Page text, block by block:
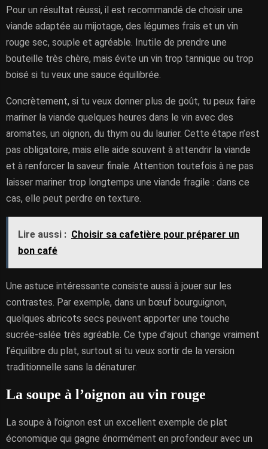
Pour un résultat réussi, il est recommandé de choisir une
viande adaptée au mijotage, des légumes frais et un vin
rouge sec, souple et agréable. Inutile de prendre une
bouteille très chère, mais évite un vin trop tannique ou trop
boisé si tu veux une sauce équilibrée.
Concrètement, si tu veux donner plus de goût, tu peux faire
mariner la viande quelques heures dans le vin avec des
aromates, un oignon, du thym ou du laurier. Cette étape n’est
pas obligatoire, mais elle aide souvent à attendrir la viande
et à renforcer la saveur finale. Attention toutefois à ne pas
laisser mariner trop longtemps une viande fragile : dans ce
cas, elle peut perdre en texture.
Lire aussi : Choisir sa cafetière pour préparer un
bon café
Une astuce intéressante consiste aussi à jouer sur les
contrastes. Par exemple, dans un bœuf bourguignon,
quelques abricots secs peuvent apporter une touche
sucrée-salée très agréable. Ce type d’ajout change vraiment
l’équilibre du plat, surtout si tu veux sortir de la version
traditionnelle sans la dénaturer.
La soupe à l’oignon au vin rouge
La soupe à l’oignon est un excellent exemple de plat
économique qui gagne énormément en profondeur avec un